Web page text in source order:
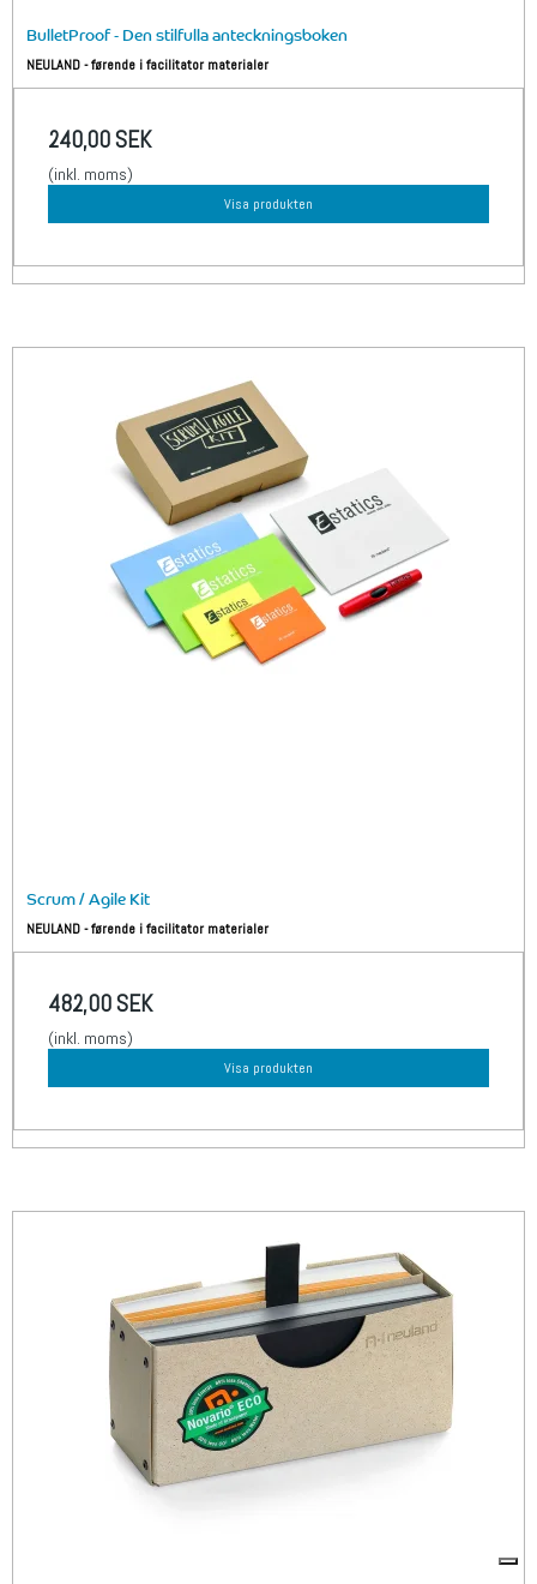
BulletProof - Den stilfulla anteckningsboken
NEULAND - førende i facilitator materialer
240,00 SEK
(inkl. moms)
Visa produkten
Scrum / Agile Kit
NEULAND - førende i facilitator materialer
482,00 SEK
(inkl. moms)
Visa produkten